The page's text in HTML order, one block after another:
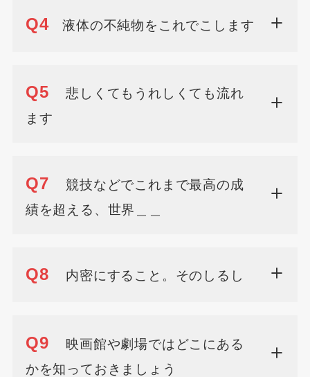
Q4 液体の不純物をこれでこします
Q5
悲しくてもうれしくても流れ
ます
Q7
競技などでこれまで最高の成
績を超える、世界＿＿
Q8 内密にすること。そのしるし
Q9
映画館や劇場ではどこにある
かを知っておきましょう